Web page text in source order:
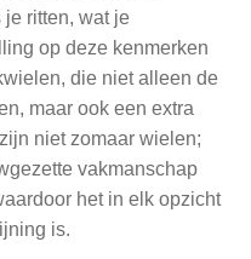
ritten, wat je
op deze kenmerken
die niet alleen de
maar ook een extra
niet zomaar wielen;
vakmanschap
het in elk opzicht
is.